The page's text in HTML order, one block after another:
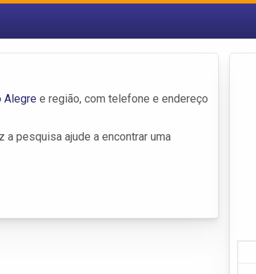
Alegre e região, com telefone e endereço
pesquisa ajude a encontrar uma